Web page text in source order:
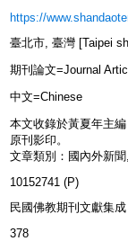
https://
臺北市, 臺灣 [Taipei
期刊論文=Journal
中文=Chinese
本文收錄於黃夏年主
原刊影印。
文章類別：國內外新
10152741 (P)
民國佛教期刊文獻集
378